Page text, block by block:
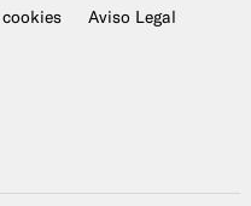
Aviso Legal